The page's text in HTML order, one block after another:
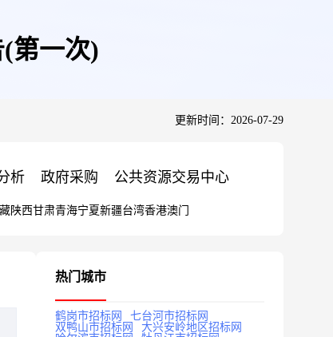
第一次)
更新时间：2026-07-29
析 政府采购 公共资源交易中心
陕西甘肃青海宁夏新疆台湾香港澳门
热门城市
鹤岗市招标网
七台河市招标网
双鸭山市招标网
大兴安岭地区招标网